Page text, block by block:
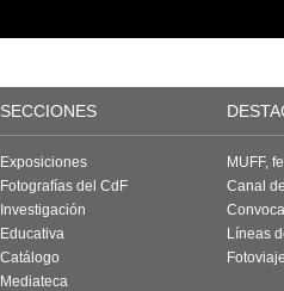
SECCIONES
Exposiciones
Fotografías del CdF
Investigación
Educativa
Catálogo
Mediateca
MUFF,
Canal
Líneas